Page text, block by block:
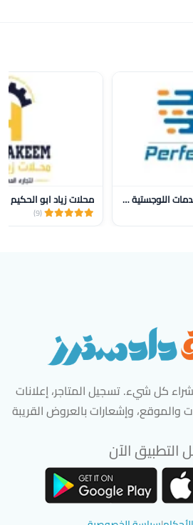
مؤسسة اللمسة المثالية للخدمات اللوجستية للنقل محلات زياد ابو الحكيم
(9)
كل شيء. تسجيل المتاجر، إعلانات
والموقع، وإشعارات بالعروض القريبة
التطبيق الآن